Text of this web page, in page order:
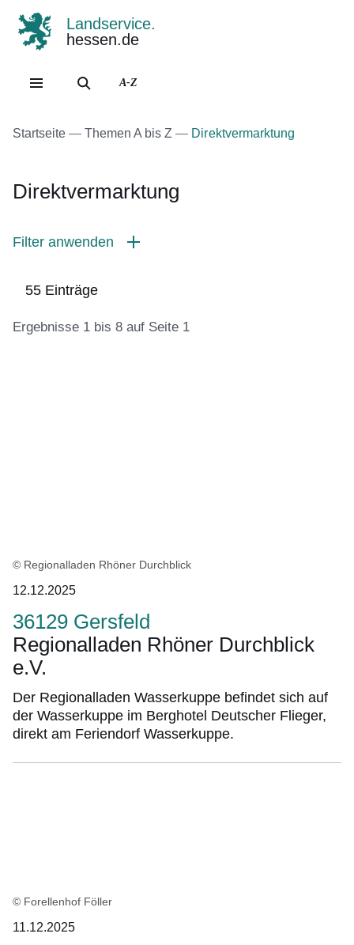
Landservice.
hessen.de
A-Z
Startseite Themen A bis Z Direktvermarktung
Direktvermarktung
Filter anwenden
55 Einträge
Ergebnisse 1 bis 8 auf Seite 1
© Regionalladen Rhöner Durchblick
12.12.2025
36129 Gersfeld
Regionalladen Rhöner Durchblick
e.V.
Der Regionalladen Wasserkuppe befindet sich auf
der Wasserkuppe im Berghotel Deutscher Flieger,
direkt am Feriendorf Wasserkuppe.
© Forellenhof Föller
11.12.2025